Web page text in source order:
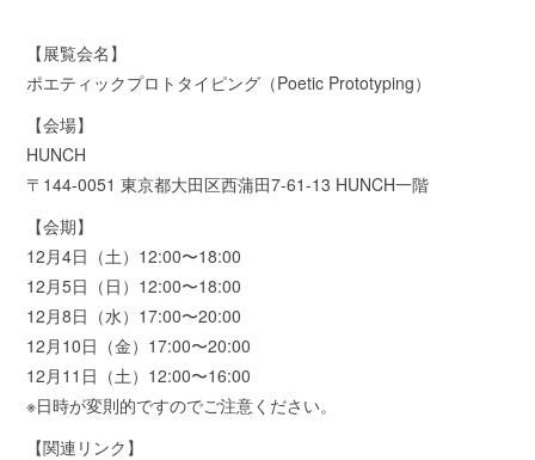
【展覧会名】
ポエティックプロトタイピング（Poetic Prototyping）
【会場】
HUNCH
〒144-0051 東京都大田区西蒲田7-61-13 HUNCH一階
【会期】
12月4日（土）12:00〜18:00
12月5日（日）12:00〜18:00
12月8日（水）17:00〜20:00
12月10日（金）17:00〜20:00
12月11日（土）12:00〜16:00
※日時が変則的ですのでご注意ください。
【関連リンク】